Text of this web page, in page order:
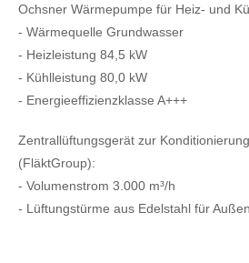
Ochsner Wärmepumpe für Heiz- und
- Wärmequelle Grundwasser
- Heizleistung 84,5 kW
- Kühlleistung 80,0 kW
- Energieeffizienzklasse A+++
Zentrallüftungsgerät zur
(FläktGroup):
- Volumenstrom 3.000 m³/h
- Lüftungstürme aus Edelstahl für